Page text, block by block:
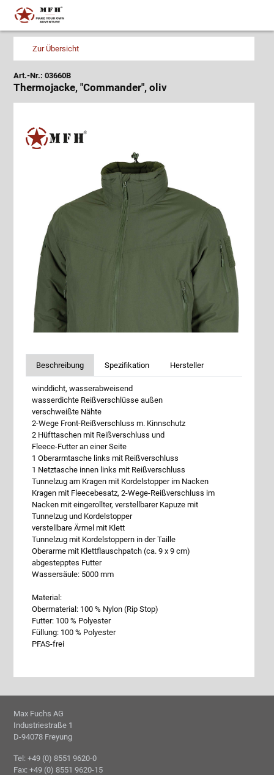
Zur Übersicht
Art.-Nr.: 03660B
Thermojacke, "Commander", oliv
Beschreibung Spezifikation Hersteller
winddicht, wasserabweisend
wasserdichte Reißverschlüsse außen
verschweißte Nähte
2-Wege Front-Reißverschluss m. Kinnschutz
2 Hüfttaschen mit Reißverschluss und
Fleece-Futter an einer Seite
1 Oberarmtasche links mit Reißverschluss
1 Netztasche innen links mit Reißverschluss
Tunnelzug am Kragen mit Kordelstopper im Nacken
Kragen mit Fleecebesatz, 2-Wege-Reißverschluss im
Nacken mit eingerollter, verstellbarer Kapuze mit
Tunnelzug und Kordelstopper
verstellbare Ärmel mit Klett
Tunnelzug mit Kordelstoppern in der Taille
Oberarme mit Klettflauschpatch (ca. 9 x 9 cm)
abgestepptes Futter
Wassersäule: 5000 mm
Material:
Obermaterial: 100 % Nylon (Rip Stop)
Futter: 100 % Polyester
Füllung: 100 % Polyester
PFAS-frei
Max Fuchs AG
Industriestraße 1
D-94078 Freyung
Tel: +49 (0) 8551 9620-0
Fax: +49 (0) 8551 9620-15